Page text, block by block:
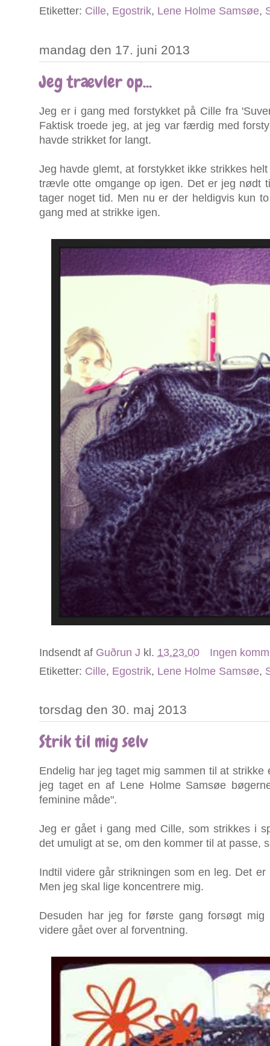
Etiketter: Cille, Egostrik, Lene Holme Samsøe,
mandag den 17. juni 2013
Jeg trævler op...
Jeg er i gang med forstykket på Cille fra
Faktisk troede jeg, at jeg var færdig med
havde strikket for langt.
Jeg havde glemt, at forstykket ikke strikkes
trævle otte omgange op igen. Det er jeg nødt
tager noget tid. Men nu er der heldigvis kun
gang med at strikke igen.
Indsendt af Guðrun J kl. 13.23.00
Ingen
Etiketter: Cille, Egostrik, Lene Holme Samsøe,
torsdag den 30. maj 2013
Strik til mig selv
Endelig har jeg taget mig sammen til at
jeg taget en af Lene Holme Samsøe
feminine måde".
Jeg er gået i gang med Cille, som strikkes i
det umuligt at se, om den kommer til at passe,
Indtil videre går strikningen som en leg. Det
Men jeg skal lige koncentrere mig.
Desuden har jeg for første gang forsøgt
videre gået over al forventning.